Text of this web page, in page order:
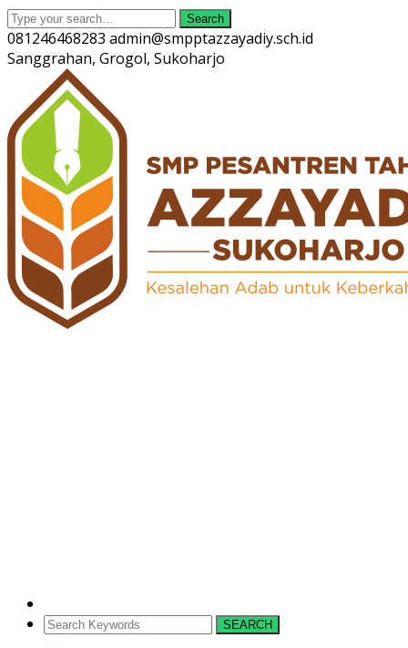
Search
081246468283 admin@smpptazzayadiy.sch.id
Sanggrahan, Grogol, Sukoharjo
Twitter
Profile
Facebook
Profile
Instagram
Profile
Youtube
Profile
SEARCH